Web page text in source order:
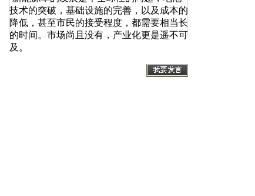
技术的突破，基础设施的完善，以及成本的
降低，甚至市民的接受程度，都需要相当长
的时间。市场尚且没有，产业化更是遥不可
及。